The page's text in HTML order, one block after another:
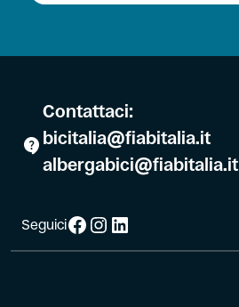
Contattaci:
bicitalia@fiabitalia.it
albergabici@fiabitalia.it
SeguiciFacebook
Instagram
LinkedIn